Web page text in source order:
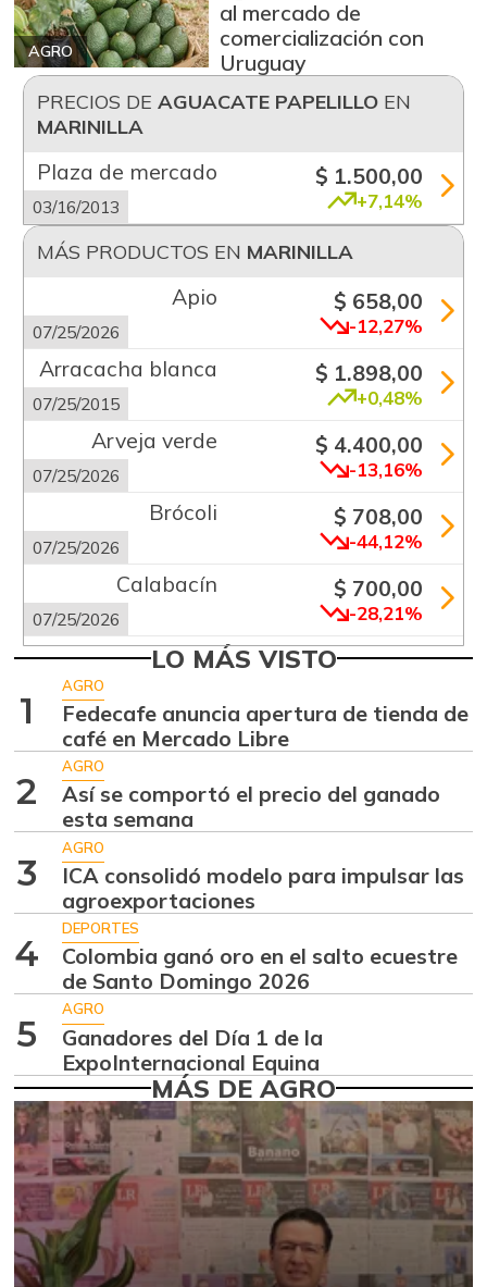
AGRO
al mercado de
comercialización con
Uruguay
PRECIOS DE AGUACATE PAPELILLOEN
MARINILLA
Plaza de mercado
03/16/2013
$ 1.500,00
+7,14%
MÁS PRODUCTOS EN MARINILLA
Apio
07/25/2026
$ 658,00
-12,27%
Arracacha blanca
07/25/2015
$ 1.898,00
+0,48%
Arveja verde
07/25/2026
$ 4.400,00
-13,16%
Brócoli
07/25/2026
$ 708,00
-44,12%
Calabacín
07/25/2026
$ 700,00
-28,21%
Chócolo mazorca
07/25/2026
$ 1.188,00
Cidra
07/25/2026 -17,85%
Cilantro
07/25/2026
$ 975,00
-73,23%
Coliflor
07/25/2026
$ 842,00
Espinaca
06/03/2017
$ 1.000,00
Fríjol cargamanto
blanco
07/25/2026
$ 10.750,00
Fríjol cargamanto
rojo
07/25/2026
$ 10.250,00
-
Fríjol verde
cargamanto
07/25/2026
$ 3.633,00
LO MÁS VISTO
1
AGRO
Fedecafe anuncia apertura de tienda de
café en Mercado Libre
2
AGRO
Así se comportó el precio del ganado
esta semana
3
AGRO
ICA consolidó modelo para impulsar las
agroexportaciones
4
DEPORTES
Colombia ganó oro en el salto ecuestre
de Santo Domingo 2026
5
AGRO
Ganadores del Día 1 de la
ExpoInternacional Equina
MÁS DE AGRO